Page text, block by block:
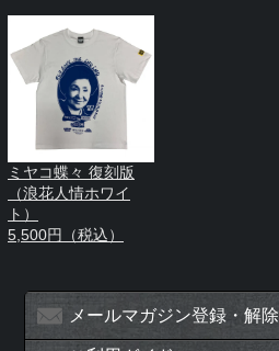
ミヤコ蝶々 復刻版
（浪花人情ホワイ
ト）
5,500円（税込）
メールマガジン登録・解除